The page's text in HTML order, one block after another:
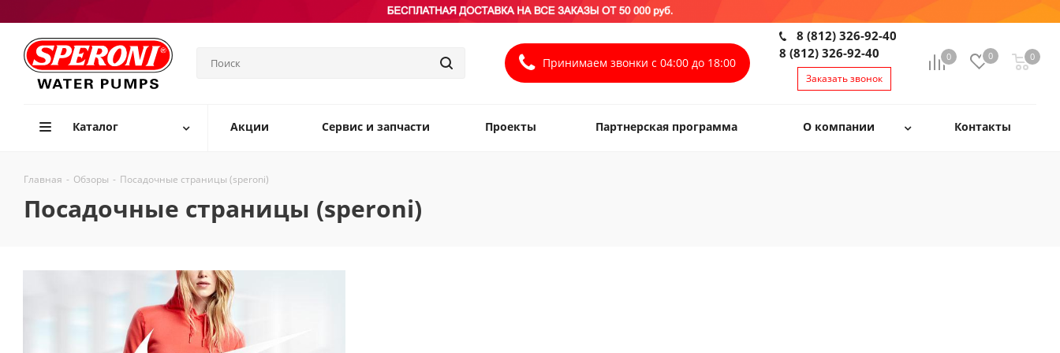
Принимаем звонки с 04:00 до 18:00 0 0 0
0
8 (812) 326-92-40
8 (812) 326-92-40
Заказать звонок
Каталог Акции Сервис и запчасти Проекты Партнерская программа О компании Контакты
Главная - Обзоры - Посадочные страницы (speroni)
Посадочные страницы (speroni)